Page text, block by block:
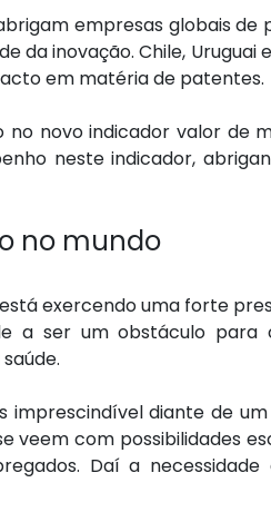
empresas globais
da inovação. Chile,
em matéria de patentes.
novo indicador valor de
neste indicador,
no mundo
exercendo uma forte
a ser um obstáculo para
imprescindível diante de
veem com possibilidades
Daí a